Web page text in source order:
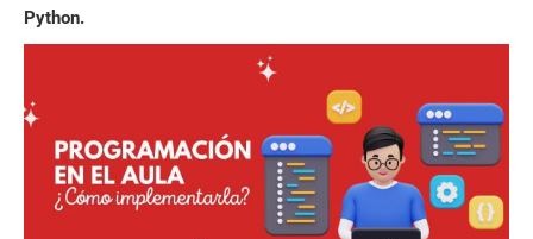
Python.